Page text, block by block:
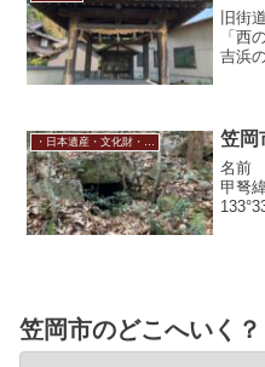
旧街
「西
吉浜
史が
り続
・日本遺産・文化財・史跡 笠
名前
甲弩
系）
笠岡市のどこへいく？